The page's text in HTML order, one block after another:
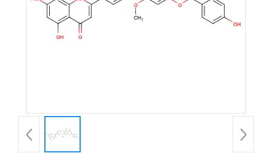
产